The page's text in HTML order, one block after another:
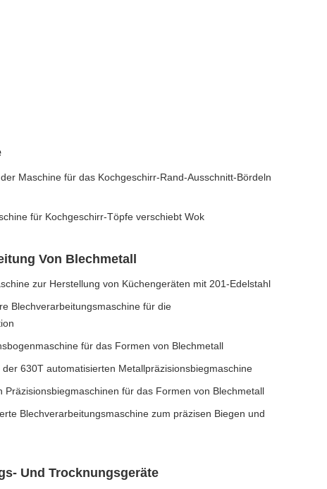
Maschine für das Kochgeschirr-Rand-Ausschnitt-Bördeln
für Kochgeschirr-Töpfe verschiebt Wok
Von Blechmetall
zur Herstellung von Küchengeräten mit 201-Edelstahl
Blechverarbeitungsmaschine für die
für das Formen von Blechmetall
630T automatisierten Metallpräzisionsbiegmaschine
Präzisionsbiegmaschinen für das Formen von Blechmetall
Blechverarbeitungsmaschine zum präzisen Biegen und
Und Trocknungsgeräte